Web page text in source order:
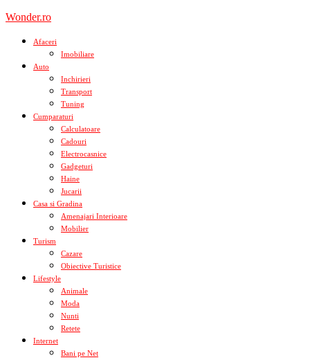
Skip
content
Wonder.ro
Afaceri
Imobiliare
Auto
Inchirieri
Transport
Tuning
Cumparaturi
Calculatoare
Cadouri
Electrocasnice
Gadgeturi
Haine
Jucarii
Casa si Gradina
Amenajari Interioare
Mobilier
Turism
Cazare
Obiective Turistice
Lifestyle
Animale
Moda
Nunti
Retete
Internet
Bani pe Net